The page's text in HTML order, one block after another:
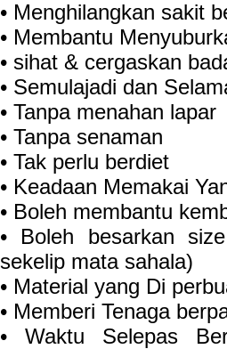
• Menghilangkan sakit
• Membantu
• sihat & cergaskan
• Semulajadi dan
• Tanpa menahan lapar
• Tanpa senaman
• Tak perlu berdiet
• Keadaan Memakai
• Boleh membantu
• Boleh besarkan
sekelip mata sahala)
• Material yang Di
• Memberi Tenaga
• Waktu Selepas